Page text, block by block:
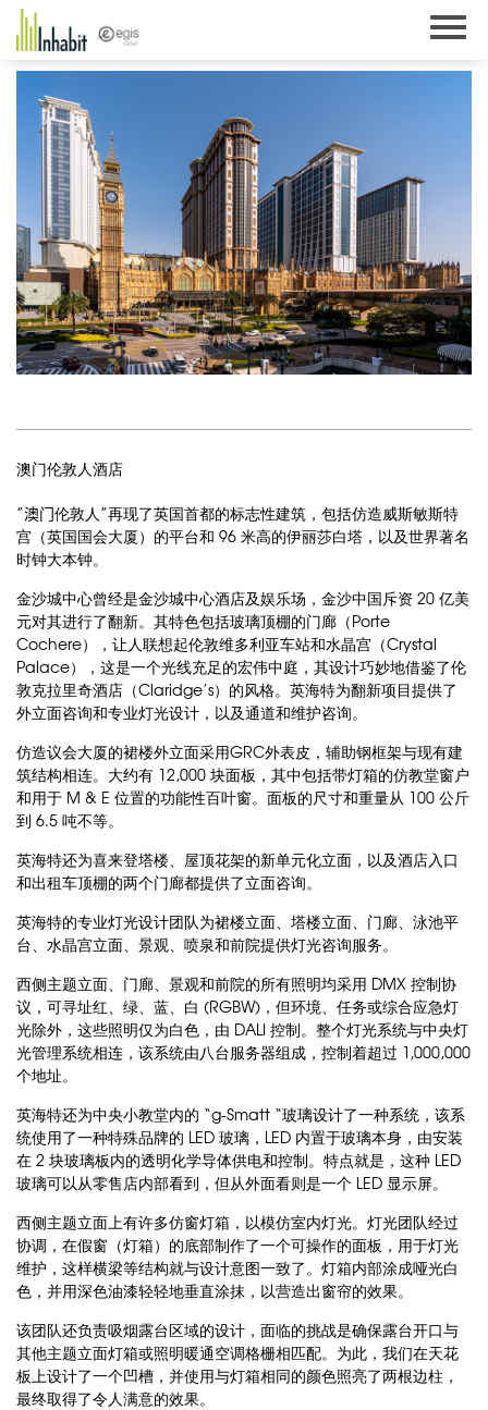
Skip
content
澳门伦敦人酒店
”澳门伦敦人 ”再现了英国首都的标志性建筑，包括仿造威斯敏斯特
宫（英国国会大厦）的平台和 96 米高的伊丽莎白塔，以及世界著名
时钟大本钟。
金沙城中心曾经是金沙城中心酒店及娱乐场，金沙中国斥资 20 亿美
元对其进行了翻新。其特色包括玻璃顶棚的门廊（Porte
Cochere），让人联想起伦敦维多利亚车站和水晶宫（Crystal
Palace），这是一个光线充足的宏伟中庭，其设计巧妙地借鉴了伦
敦克拉里奇酒店（Claridge’s）的风格。英海特为翻新项目提供了
外立面咨询和专业灯光设计，以及通道和维护咨询。
仿造议会大厦的裙楼外立面采用GRC外表皮，辅助钢框架与现有建
筑结构相连。大约有 12,000 块面板，其中包括带灯箱的仿教堂窗户
和用于 M & E 位置的功能性百叶窗。面板的尺寸和重量从 100 公斤
到 6.5 吨不等。
英海特还为喜来登塔楼、屋顶花架的新单元化立面，以及酒店入口
和出租车顶棚的两个门廊都提供了立面咨询。
英海特的专业灯光设计团队为裙楼立面、塔楼立面、门廊、泳池平
台、水晶宫立面、景观、喷泉和前院提供灯光咨询服务。
西侧主题立面、门廊、景观和前院的所有照明均采用 DMX 控制协
议，可寻址红、绿、蓝、白 (RGBW) ，但环境、任务或综合应急灯
光除外，这些照明仅为白色，由 DALI 控制。整个灯光系统与中央灯
光管理系统相连，该系统由八台服务器组成，控制着超过 1,000,000
个地址。
英海特还为中央小教堂内的 “g-Smatt “玻璃设计了一种系统，该系
统使用了一种特殊品牌的 LED 玻璃， LED 内置于玻璃本身，由安装
在 2 块玻璃板内的透明化学导体供电和控制。特点就是，这种 LED
玻璃可以从零售店内部看到，但从外面看则是一个 LED 显示屏。
西侧主题立面上有许多仿窗灯箱，以模仿室内灯光。灯光团队经过
协调，在假窗（灯箱）的底部制作了一个可操作的面板，用于灯光
维护，这样横梁等结构就与设计意图一致了。灯箱内部涂成哑光白
色，并用深色油漆轻轻地垂直涂抹，以营造出窗帘的效果。
该团队还负责吸烟露台区域的设计，面临的挑战是确保露台开口与
其他主题立面灯箱或照明暖通空调格栅相匹配。为此，我们在天花
板上设计了一个凹槽，并使用与灯箱相同的颜色照亮了两根边柱，
最终取得了令人满意的效果。